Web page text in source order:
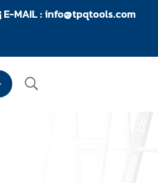
E-MAIL : info@tpqtools.com